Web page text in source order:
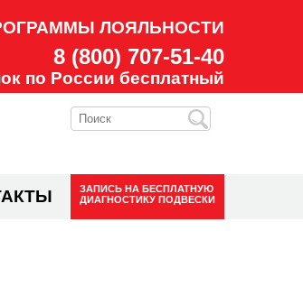
ЛОЯЛЬНОСТИ
8 (800) 707-51-40
по России бесплатный
ЗАПИСЬ НА БЕСПЛАТНУЮ
ДИАГНОСТИКУ ПОДВЕСКИ